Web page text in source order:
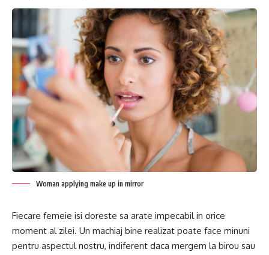
Woman applying make up in mirror
Fiecare femeie isi doreste sa arate impecabil in orice
moment al zilei. Un machiaj bine realizat poate face minuni
pentru aspectul nostru, indiferent daca mergem la birou sau